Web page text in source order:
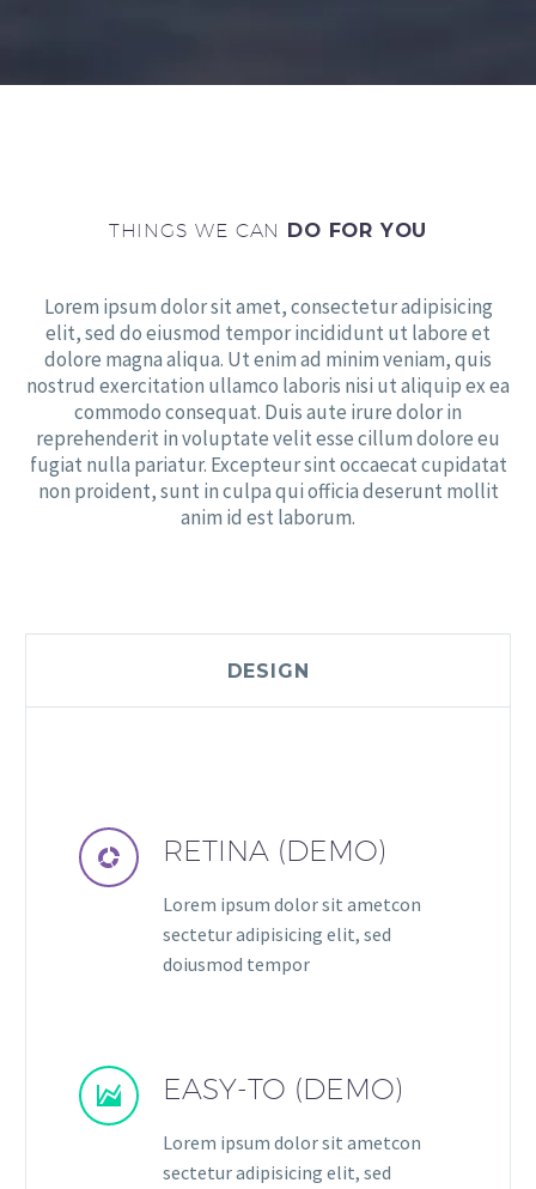
THINGS WE CAN DO FOR YOU
Lorem ipsum dolor sit amet, consectetur adipisicing
elit, sed do eiusmod tempor incididunt ut labore et
dolore magna aliqua. Ut enim ad minim veniam, quis
nostrud exercitation ullamco laboris nisi ut aliquip ex ea
commodo consequat. Duis aute irure dolor in
reprehenderit in voluptate velit esse cillum dolore eu
fugiat nulla pariatur. Excepteur sint occaecat cupidatat
non proident, sunt in culpa qui officia deserunt mollit
anim id est laborum.
DESIGN

 RETINA (DEMO)
Lorem ipsum dolor sit ametcon
sectetur adipisicing elit, sed
doiusmod tempor

 EASY-TO (DEMO)
Lorem ipsum dolor sit ametcon
sectetur adipisicing elit, sed